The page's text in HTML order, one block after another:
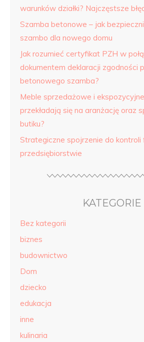
warunków działki? Najczęstsze
Szamba betonowe – jak
szambo dla nowego domu
Jak rozumieć certyfikat PZH w
dokumentem deklaracji zgodności
betonowego szamba?
Meble sprzedażowe i
przekładają się na aranżację oraz
butiku?
Strategiczne spojrzenie do
przedsiębiorstwie
KATEGORIE
Bez kategorii
biznes
budownictwo
Dom
dziecko
edukacja
inne
kulinaria